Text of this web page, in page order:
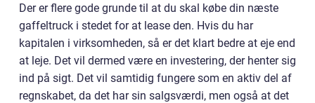
Der er flere gode grunde til at du skal købe din næste
gaffeltruck i stedet for at lease den. Hvis du har
kapitalen i virksomheden, så er det klart bedre at eje end
at leje. Det vil dermed være en investering, der henter sig
ind på sigt. Det vil samtidig fungere som en aktiv del af
regnskabet, da det har sin salgsværdi, men også at det